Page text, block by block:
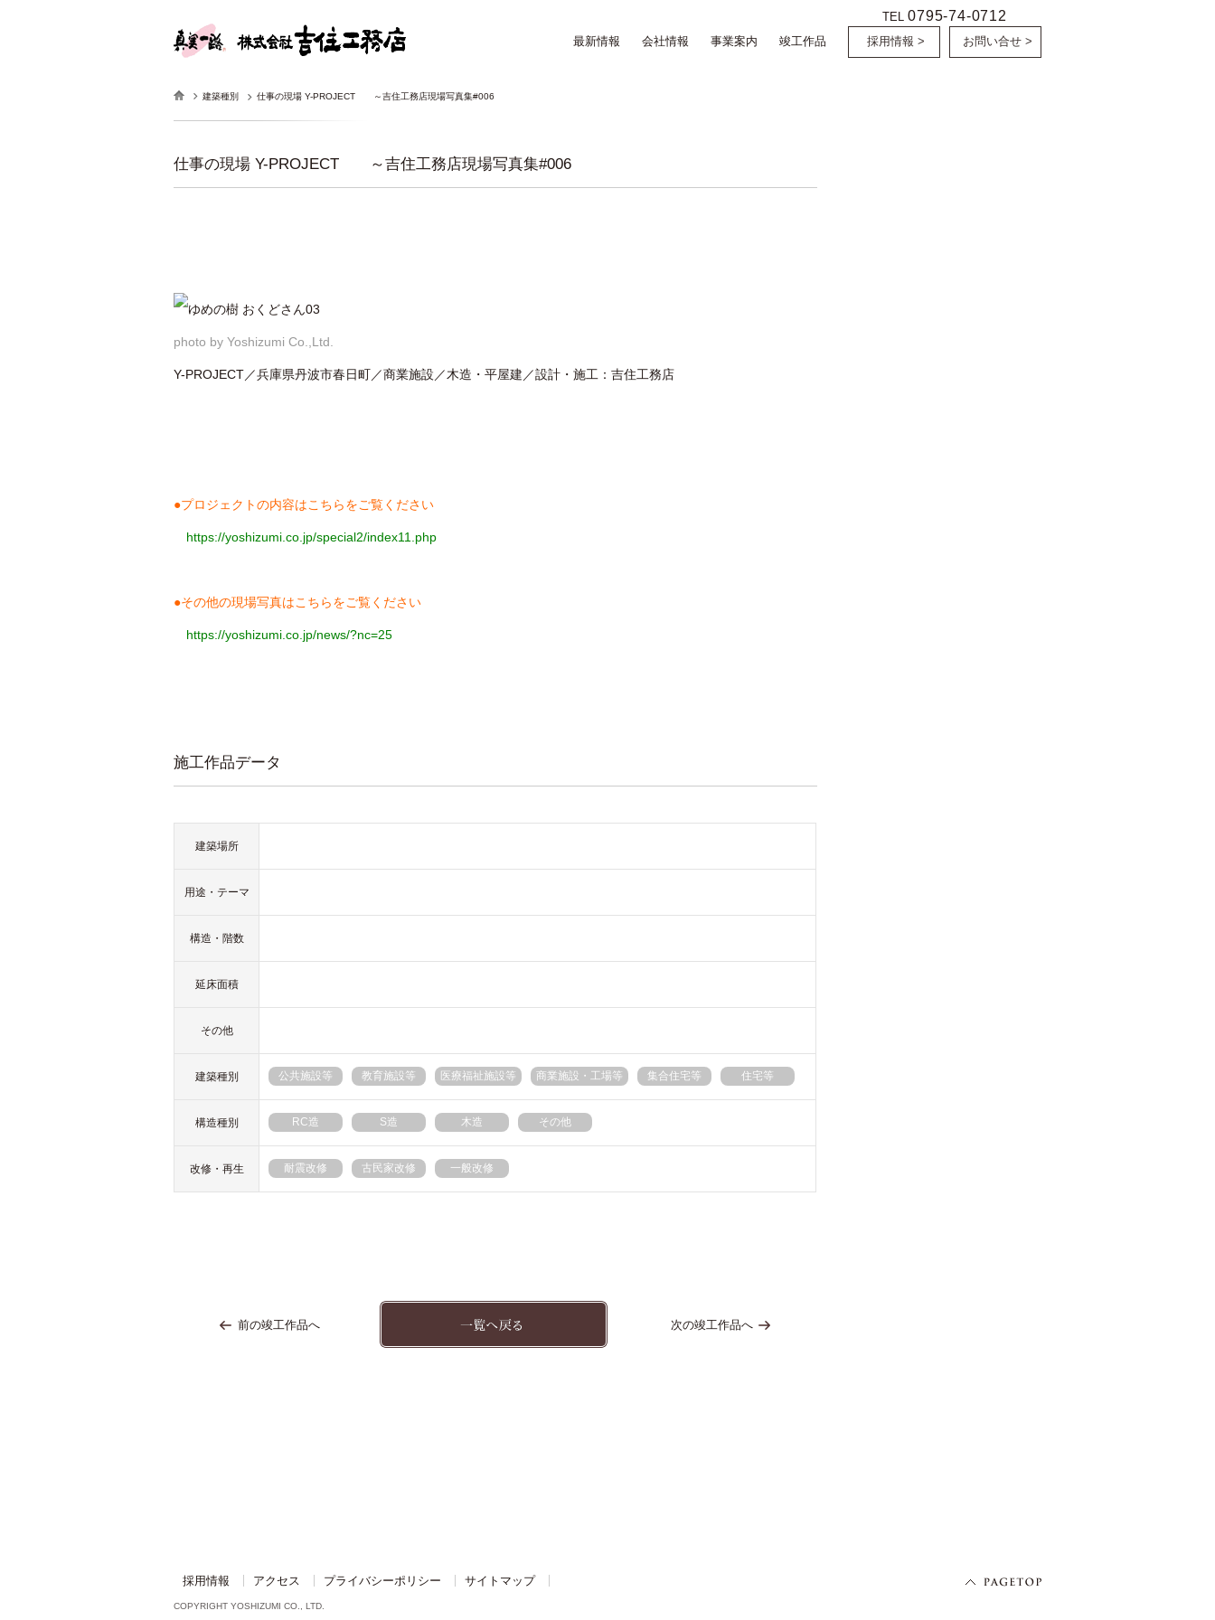
最新情報 会社情報 事業案内 竣工作品
TEL0795-74-0712
採用情報 > お問い合せ >
建築種別 仕事の現場 Y-PROJECT ～吉住工務店現場写真集#006
仕事の現場 Y-PROJECT ～吉住工務店現場写真集#006
photo by Yoshizumi Co.,Ltd.
Y-PROJECT／兵庫県丹波市春日町／商業施設／木造・平屋建／設計・施工：吉住工務店
●プロジェクトの内容はこちらをご覧ください
https://yoshizumi.co.jp/special2/index11.php
●その他の現場写真はこちらをご覧ください
https://yoshizumi.co.jp/news/?nc=25
施工作品データ
建築場所
用途・テーマ
構造・階数
延床面積
その他
建築種別 公共施設等 教育施設等 医療福祉施設等 商業施設・工場等 集合住宅等 住宅等
構造種別 RC造 S造 木造 その他
改修・再生 耐震改修 古民家改修 一般改修
前の竣工作品へ 次の竣工作品へ
採用情報 アクセス プライバシーポリシー サイトマップ
COPYRIGHT YOSHIZUMI CO., LTD.